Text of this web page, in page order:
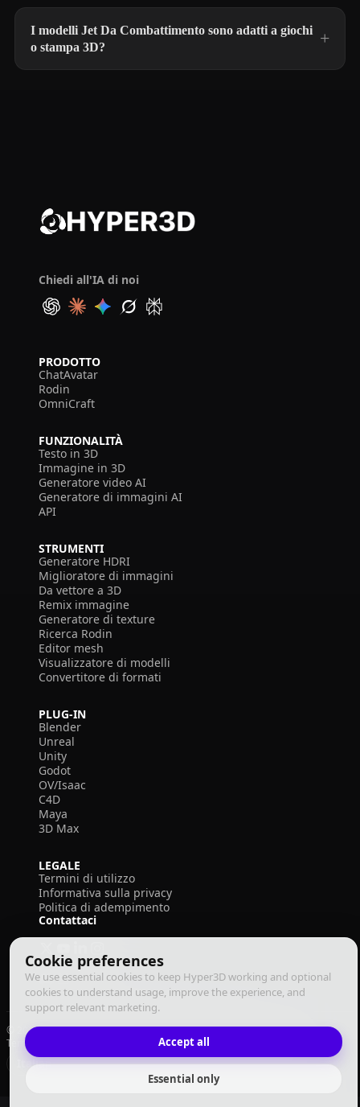
Cookie preferences
We use essential cookies to keep Hyper3D working and optional
cookies to understand usage, improve the experience, and
support relevant marketing.
Accept all
Essential only
I modelli Jet Da Combattimento sono adatti a giochi
o stampa 3D?
Chiedi all'IA di noi
PRODOTTO
ChatAvatar
Rodin
OmniCraft
FUNZIONALITÀ
Testo in 3D
Immagine in 3D
Generatore video AI
Generatore di immagini AI
API
STRUMENTI
Generatore HDRI
Miglioratore di immagini
Da vettore a 3D
Remix immagine
Generatore di texture
Ricerca Rodin
Editor mesh
Visualizzatore di modelli
Convertitore di formati
PLUG-IN
Blender
Unreal
Unity
Godot
OV/Isaac
C4D
Maya
3D Max
LEGALE
Termini di utilizzo
Informativa sulla privacy
Politica di adempimento
Contattaci
© 2026 Deemos Corporation. Tutti i diritti riservati
Termini di Utilizzo
Informativa sulla Privacy Politica di Adempimento
Italiano